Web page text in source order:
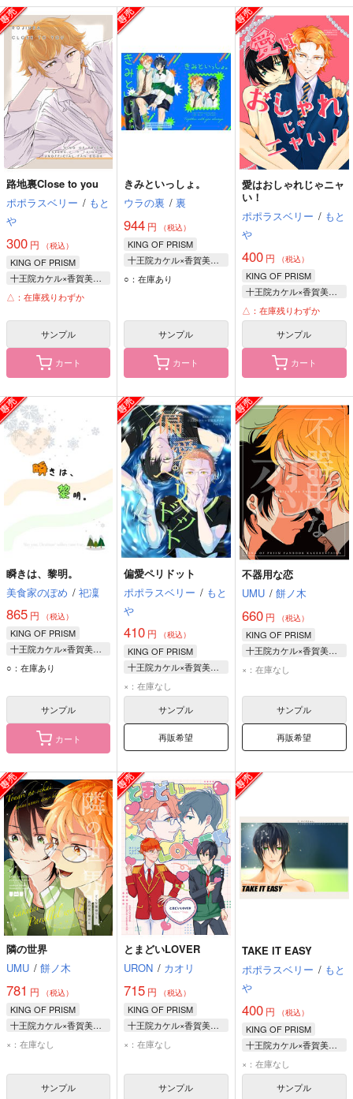
表
表
示
表
示
路地裏Close to you
ポポラスベリー / もと
や
300 円 （税込）
KING OF PRISM
十王院カケル×香賀美タイガ
十王院カケル
△：在庫残りわずか
サンプル
カート
きみといっしょ。
ウラの裏 / 裏
944 円 （税込）
KING OF PRISM
十王院カケル×香賀美タイガ
十王院カケル
○：在庫あり
サンプル
カート
愛はおしゃれじゃニャ
い！
ポポラスベリー / もと
や
400円 （税込）
KING OF PRISM
十王院カケル×香賀美タイガ
十王院カケル
香賀美タイガ
△：在庫残りわずか
サンプル
カート
瞬きは、黎明。
美食家のぽめ / 祀凜
865 円 （税込）
KING OF PRISM
十王院カケル×香賀美タイガ
十王院カケル
○：在庫あり
サンプル
カート
偏愛ペリドット
ポポラスベリー / もと
や
410 円 （税込）
KING OF PRISM
十王院カケル×香賀美タイガ
香賀美タイガ
十王院カケル
×：在庫なし
サンプル
再販希望
不器用な恋
UMU / 餅ノ木
660円 （税込）
KING OF PRISM
十王院カケル×香賀美タイガ
香賀美タイガ
×：在庫なし
サンプル
再販希望
隣の世界
UMU / 餅ノ木
781 円 （税込）
KING OF PRISM
十王院カケル×香賀美タイガ
香賀美タイガ
×：在庫なし
サンプル
とまどいLOVER
URON / カオリ
715 円 （税込）
KING OF PRISM
十王院カケル×香賀美タイガ
十王院カケル
×：在庫なし
サンプル
TAKE IT EASY
ポポラスベリー / もと
や
400円 （税込）
KING OF PRISM
十王院カケル×香賀美タイガ
香賀美タイガ
十王院カケル
×：在庫なし
サンプル